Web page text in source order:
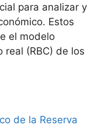
para analizar y
Estos
el modelo
real (RBC) de los
de la Reserva